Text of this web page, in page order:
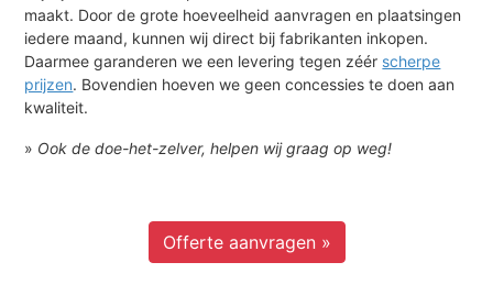
maakt. Door de grote hoeveelheid aanvragen en plaatsingen
iedere maand, kunnen wij direct bij fabrikanten inkopen.
Daarmee garanderen we een levering tegen zéér scherpe
prijzen. Bovendien hoeven we geen concessies te doen aan
kwaliteit.
» Ook de doe-het-zelver, helpen wij graag op weg!
Offerte aanvragen »